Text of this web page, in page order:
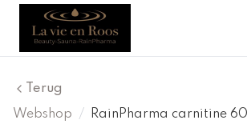
Terug
Webshop
/ RainPharma carnitine